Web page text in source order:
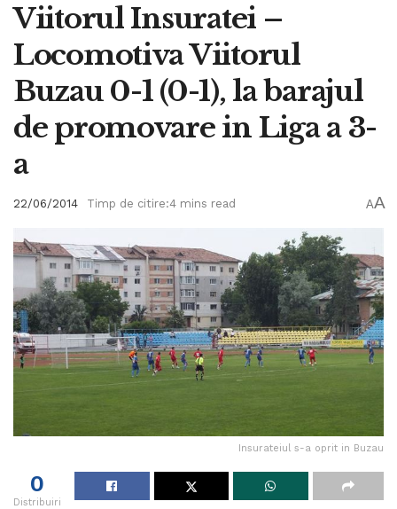
Viitorul Insuratei –
Locomotiva Viitorul
Buzau 0-1 (0-1), la barajul
de promovare in Liga a 3-
a
22/06/2014 Timp de citire:4 mins read AA
Insurateiul s-a oprit in Buzau
0
Distribuiri